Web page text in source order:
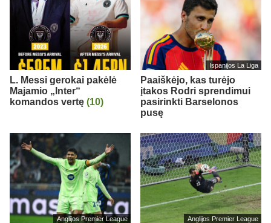
L. Messi gerokai pakėlė
Majamio „Inter“
komandos vertę (10)
Ispanijos La Liga
Paaiškėjo, kas turėjo
įtakos Rodri sprendimui
pasirinkti Barselonos
pusę
Anglijos Premier League Anglijos Premier League